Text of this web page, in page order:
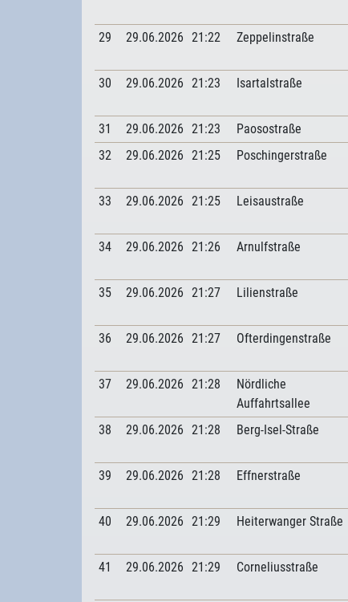
29 29.06.2026 21:22 Zeppelinstraße
30 29.06.2026 21:23 Isartalstraße
31 29.06.2026 21:23 Paosostraße
32
29.06.2026 21:25 Poschingerstraße
33 29.06.2026 21:25 Leisaustraße
34 29.06.2026 21:26 Arnulfstraße
35 29.06.2026 21:27 Lilienstraße
36 29.06.2026 21:27 Ofterdingenstraße
37 29.06.2026 21:28
Nördliche
Auffahrtsallee
38 29.06.2026 21:28 Berg-Isel-Straße
39 29.06.2026 21:28 Effnerstraße
40 29.06.2026 21:29 Heiterwanger Straße
41 29.06.2026 21:29 Corneliusstraße